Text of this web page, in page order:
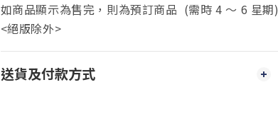
如商品顯示為售完，則為預訂商品 (需時 4 ～ 6 星期)
<絕版除外>
送貨及付款方式